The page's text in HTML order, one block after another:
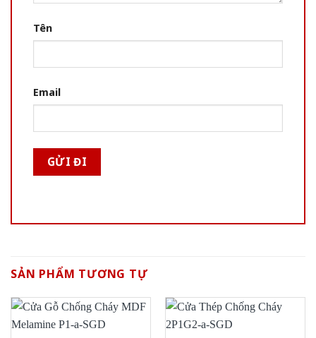
Tên
Email
SẢN PHẨM TƯƠNG TỰ